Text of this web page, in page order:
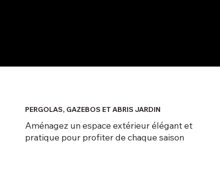
PERGOLAS, GAZEBOS ET ABRIS JARDIN
Aménagez un espace extérieur élégant et
pratique pour profiter de chaque saison